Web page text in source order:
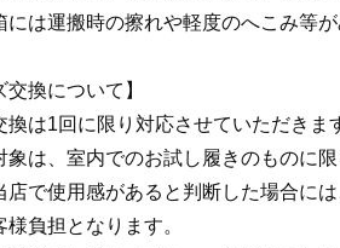
は運搬時の擦れや軽度のへこみ等
交換について】
は1回に限り対応させていただきま
象は、室内でのお試し履きのものに
店で使用感があると判断した場合に
負担となります。